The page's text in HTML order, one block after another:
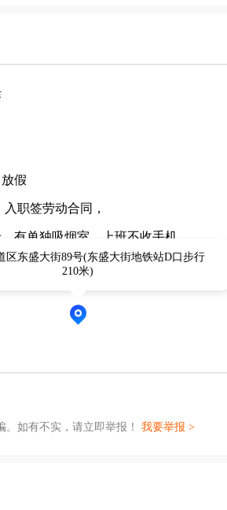
假
职签劳动合同，
有单独吸烟室，上班不收手机。
区东盛大街89号(东盛大街地铁站D口步行
210米)
如有不实，请立即举报！ 我要举报 >